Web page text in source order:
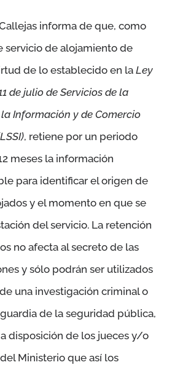
informa de que, como
servicio de alojamiento de
de lo establecido en la Ley
de julio de Servicios de la
Información y de Comercio
, retiene por un periodo
meses la información
para identificar el origen de
y el momento en que se
del servicio. La retención
no afecta al secreto de las
y sólo podrán ser utilizados
una investigación criminal o
de la seguridad pública,
disposición de los jueces y/o
Ministerio que así los